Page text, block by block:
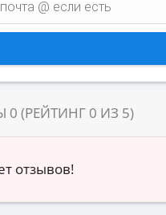
0 (РЕЙТИНГ 0 ИЗ 5)
отзывов!